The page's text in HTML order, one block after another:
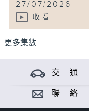
27/07/2026
收看
更多集數 ...
交 通
聯 絡